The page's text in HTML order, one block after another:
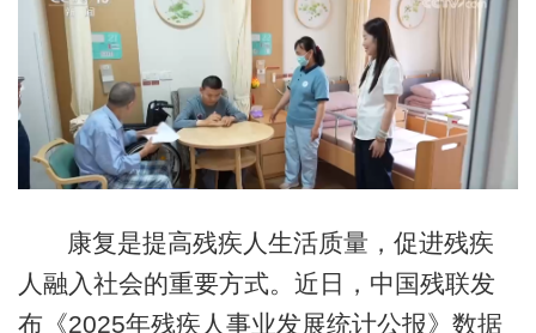
康复是提高残疾人生活质量，促进残疾
人融入社会的重要方式。近日，中国残联发
布《2025年残疾人事业发展统计公报》数据